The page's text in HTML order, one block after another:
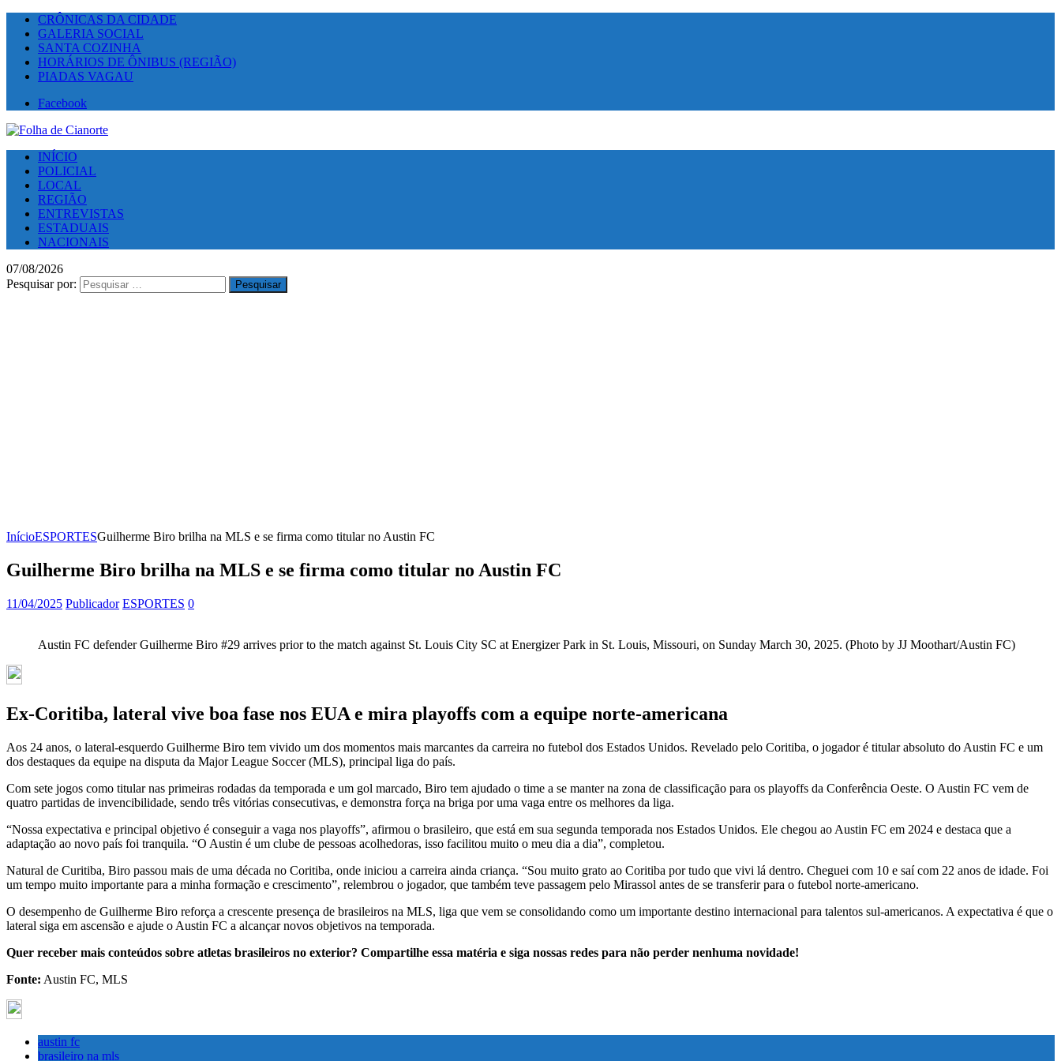
CRÔNICAS DA CIDADE
GALERIA SOCIAL
SANTA COZINHA
HORÁRIOS DE ÔNIBUS (REGIÃO)
PIADAS VAGAU
Facebook
INÍCIO
POLICIAL
LOCAL
REGIÃO
ENTREVISTAS
ESTADUAIS
NACIONAIS
07/08/2026
Pesquisar por:
InícioESPORTESGuilherme Biro brilha na MLS e se firma como titular no Austin FC
Guilherme Biro brilha na MLS e se firma como titular no Austin FC
11/04/2025 Publicador ESPORTES 0
Austin FC defender Guilherme Biro #29 arrives prior to the match against St. Louis City SC at Energizer Park in St. Louis, Missouri, on Sunday March 30, 2025. (Photo by JJ Moothart/Austin FC)
Ex-Coritiba, lateral vive boa fase nos EUA e mira playoffs com a equipe norte-americana
Aos 24 anos, o lateral-esquerdo Guilherme Biro tem vivido um dos momentos mais marcantes da carreira no futebol dos Estados Unidos. Revelado pelo Coritiba, o jogador é titular absoluto do Austin FC e um
dos destaques da equipe na disputa da Major League Soccer (MLS), principal liga do país.
Com sete jogos como titular nas primeiras rodadas da temporada e um gol marcado, Biro tem ajudado o time a se manter na zona de classificação para os playoffs da Conferência Oeste. O Austin FC vem de
quatro partidas de invencibilidade, sendo três vitórias consecutivas, e demonstra força na briga por uma vaga entre os melhores da liga.
“Nossa expectativa e principal objetivo é conseguir a vaga nos playoffs”, afirmou o brasileiro, que está em sua segunda temporada nos Estados Unidos. Ele chegou ao Austin FC em 2024 e destaca que a
adaptação ao novo país foi tranquila. “O Austin é um clube de pessoas acolhedoras, isso facilitou muito o meu dia a dia”, completou.
Natural de Curitiba, Biro passou mais de uma década no Coritiba, onde iniciou a carreira ainda criança. “Sou muito grato ao Coritiba por tudo que vivi lá dentro. Cheguei com 10 e saí com 22 anos de idade. Foi
um tempo muito importante para a minha formação e crescimento”, relembrou o jogador, que também teve passagem pelo Mirassol antes de se transferir para o futebol norte-americano.
O desempenho de Guilherme Biro reforça a crescente presença de brasileiros na MLS, liga que vem se consolidando como um importante destino internacional para talentos sul-americanos. A expectativa é que o
lateral siga em ascensão e ajude o Austin FC a alcançar novos objetivos na temporada.
Quer receber mais conteúdos sobre atletas brasileiros no exterior? Compartilhe essa matéria e siga nossas redes para não perder nenhuma novidade!
Fonte: Austin FC, MLS
austin fc
brasileiro na mls